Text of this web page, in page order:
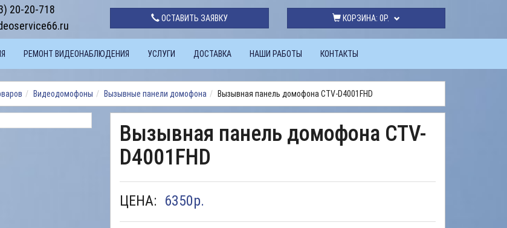
20-20-718
ОСТАВИТЬ ЗАЯВКУ КОРЗИНА: 0Р.
РЕМОНТ ВИДЕОНАБЛЮДЕНИЯ УСЛУГИ ДОСТАВКА НАШИ РАБОТЫ КОНТАКТЫ
Видеодомофоны Вызывные панели домофона Вызывная панель домофона CTV-D4001FHD
Вызывная панель домофона CTV-
D4001FHD
ЦЕНА: 6350р.